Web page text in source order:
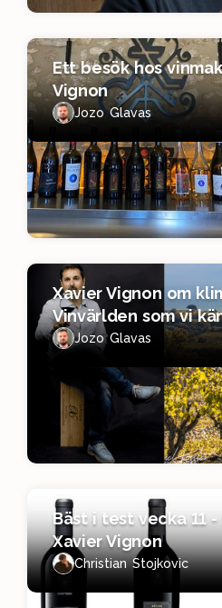
Ett besök hos
Vignon
Jozo Glavas
Xavier Vignon om
Vinvärlden som vi
Jozo Glavas
Bäst i test vecka 11
Xavier Vignon
Christian Stojkovic